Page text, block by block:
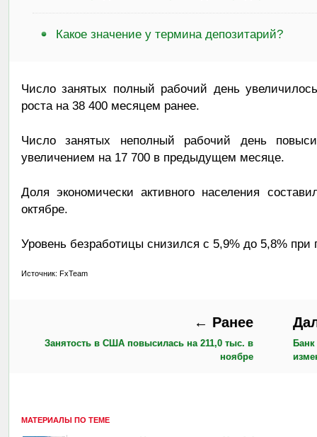
Какое значение у термина депозитарий?
Число занятых полный рабочий день
роста на 38 400 месяцем ранее.
Число занятых неполный рабочий день
увеличением на 17 700 в предыдущем месяце.
Доля экономически активного населения
октябре.
Уровень безработицы снизился с 5,9% до 5,8% при
Источник: FxTeam
← Ранее
Занятость в США повысилась на 211,0 тыс. в
ноябре
МАТЕРИАЛЫ ПО ТЕМЕ